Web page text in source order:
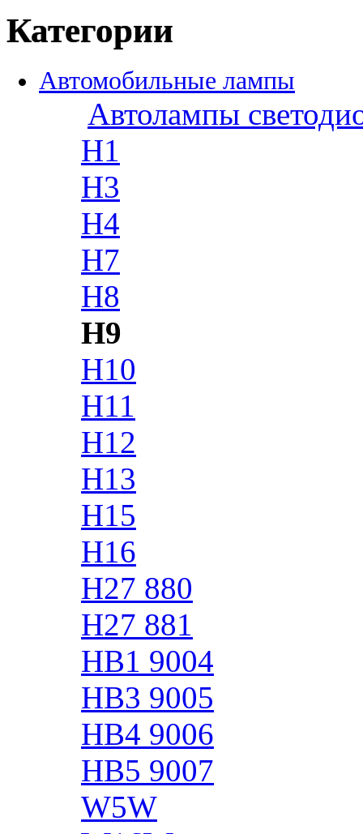
Категории
Автомобильные лампы
Автолампы
H1
H3
H4
H7
H8
H9
H10
H11
H12
H13
H15
H16
H27 880
H27 881
HB1 9004
HB3 9005
HB4 9006
HB5 9007
W5W